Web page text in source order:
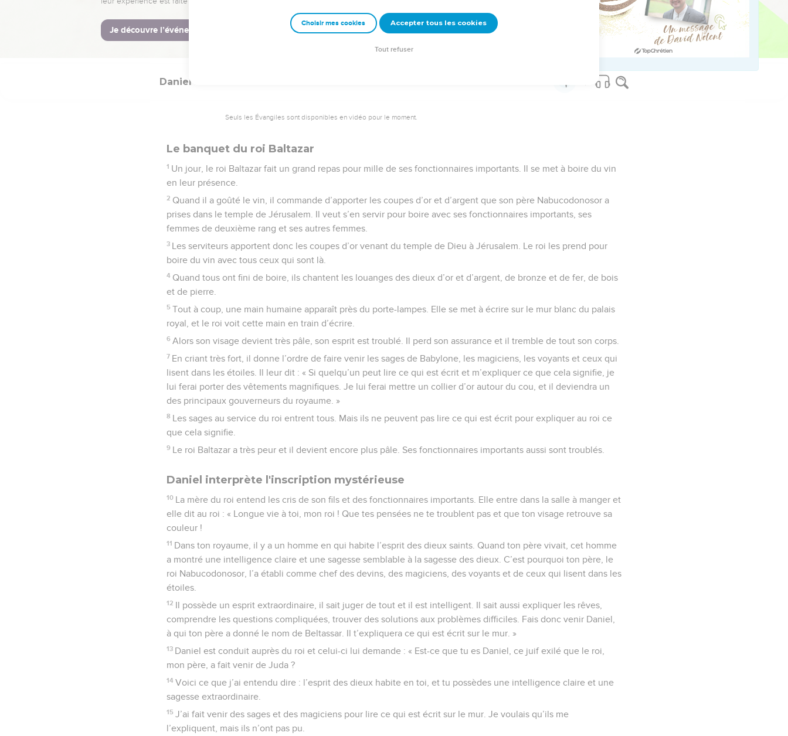
© Société biblique française – Bibli’O, 2000, avec autorisation. Pour vous procurer une Bible imprimée, rendez-vous sur www.editionsbiblio.fr
Daniel
Seuls les Évangiles sont disponibles en vidéo pour le moment.
Le banquet du roi Baltazar
1 Un jour, le roi Baltazar fait un grand repas pour mille de ses fonctionnaires importants. Il se met à boire du vin
en leur présence.
2 Quand il a goûté le vin, il commande d’apporter les coupes d’or et d’argent que son père Nabucodonosor a
prises dans le temple de Jérusalem. Il veut s’en servir pour boire avec ses fonctionnaires importants, ses
femmes de deuxième rang et ses autres femmes.
3 Les serviteurs apportent donc les coupes d’or venant du temple de Dieu à Jérusalem. Le roi les prend pour
boire du vin avec tous ceux qui sont là.
4 Quand tous ont fini de boire, ils chantent les louanges des dieux d’or et d’argent, de bronze et de fer, de bois
et de pierre.
5 Tout à coup, une main humaine apparaît près du porte-lampes. Elle se met à écrire sur le mur blanc du palais
royal, et le roi voit cette main en train d’écrire.
6 Alors son visage devient très pâle, son esprit est troublé. Il perd son assurance et il tremble de tout son corps.
7 En criant très fort, il donne l’ordre de faire venir les sages de Babylone, les magiciens, les voyants et ceux qui
lisent dans les étoiles. Il leur dit : « Si quelqu’un peut lire ce qui est écrit et m’expliquer ce que cela signifie, je
lui ferai porter des vêtements magnifiques. Je lui ferai mettre un collier d’or autour du cou, et il deviendra un
des principaux gouverneurs du royaume. »
8 Les sages au service du roi entrent tous. Mais ils ne peuvent pas lire ce qui est écrit pour expliquer au roi ce
que cela signifie.
9 Le roi Baltazar a très peur et il devient encore plus pâle. Ses fonctionnaires importants aussi sont troublés.
Daniel interprète l'inscription mystérieuse
10 La mère du roi entend les cris de son fils et des fonctionnaires importants. Elle entre dans la salle à manger et
elle dit au roi : « Longue vie à toi, mon roi ! Que tes pensées ne te troublent pas et que ton visage retrouve sa
couleur !
11 Dans ton royaume, il y a un homme en qui habite l’esprit des dieux saints. Quand ton père vivait, cet homme
a montré une intelligence claire et une sagesse semblable à la sagesse des dieux. C’est pourquoi ton père, le
roi Nabucodonosor, l’a établi comme chef des devins, des magiciens, des voyants et de ceux qui lisent dans les
étoiles.
12 Il possède un esprit extraordinaire, il sait juger de tout et il est intelligent. Il sait aussi expliquer les rêves,
comprendre les questions compliquées, trouver des solutions aux problèmes difficiles. Fais donc venir Daniel,
à qui ton père a donné le nom de Beltassar. Il t’expliquera ce qui est écrit sur le mur. »
13 Daniel est conduit auprès du roi et celui-ci lui demande : « Est-ce que tu es Daniel, ce juif exilé que le roi,
mon père, a fait venir de Juda ?
14 Voici ce que j’ai entendu dire : l’esprit des dieux habite en toi, et tu possèdes une intelligence claire et une
sagesse extraordinaire.
15 J’ai fait venir des sages et des magiciens pour lire ce qui est écrit sur le mur. Je voulais qu’ils me
l’expliquent, mais ils n’ont pas pu.
Choisir mes cookies Accepter tous les cookies
Tout refuser